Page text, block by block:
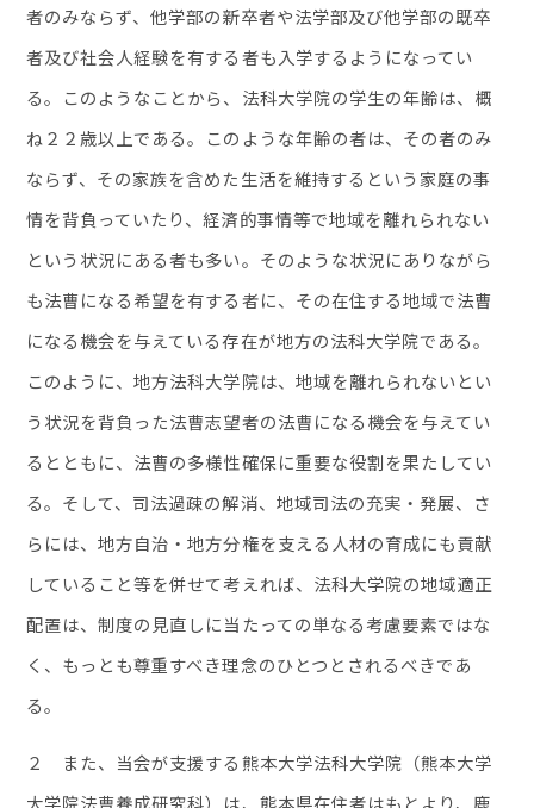
者のみならず、他学部の新卒者や法学部及び他学部の既卒
者及び社会人経験を有する者も入学するようになってい
る。このようなことから、法科大学院の学生の年齢は、概
ね２２歳以上である。このような年齢の者は、その者のみ
ならず、その家族を含めた生活を維持するという家庭の事
情を背負っていたり、経済的事情等で地域を離れられない
という状況にある者も多い。そのような状況にありながら
も法曹になる希望を有する者に、その在住する地域で法曹
になる機会を与えている存在が地方の法科大学院である。
このように、地方法科大学院は、地域を離れられないとい
う状況を背負った法曹志望者の法曹になる機会を与えてい
るとともに、法曹の多様性確保に重要な役割を果たしてい
る。そして、司法過疎の解消、地域司法の充実・発展、さ
らには、地方自治・地方分権を支える人材の育成にも貢献
していること等を併せて考えれば、法科大学院の地域適正
配置は、制度の見直しに当たっての単なる考慮要素ではな
く、もっとも尊重すべき理念のひとつとされるべきであ
る。
２ また、当会が支援する熊本大学法科大学院（熊本大学
大学院法曹養成研究科）は、熊本県在住者はもとより、鹿